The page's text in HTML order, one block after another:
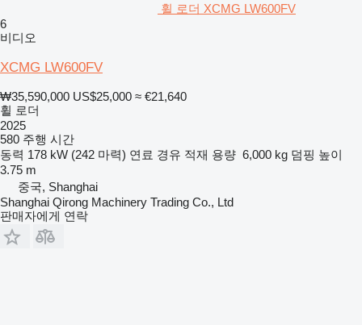
휠 로더 XCMG LW600FV
6
비디오
XCMG LW600FV
₩35,590,000 US$25,000 ≈ €21,640
휠 로더
2025
580 주행 시간
동력 178 kW (242 마력) 연료 경유 적재 용량 6,000 kg 덤핑 높이
3.75 m
중국, Shanghai
Shanghai Qirong Machinery Trading Co., Ltd
판매자에게 연락